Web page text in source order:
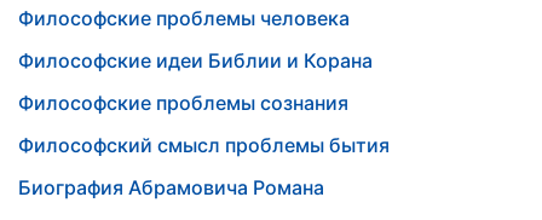
Философские проблемы человека
Философские идеи Библии и Корана
Философские проблемы сознания
Философский смысл проблемы бытия
Биография Абрамовича Романа